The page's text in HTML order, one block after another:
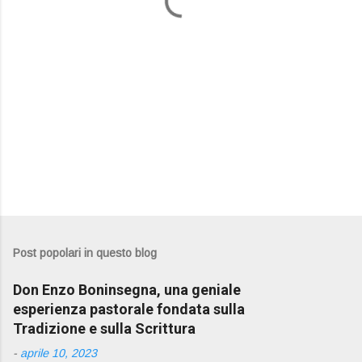
Post popolari in questo blog
Don Enzo Boninsegna, una geniale
esperienza pastorale fondata sulla
Tradizione e sulla Scrittura
- aprile 10, 2023